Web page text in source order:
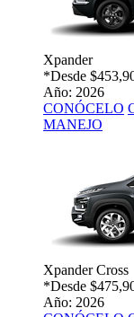
Xpander
*Desde
Año: 2026
CONÓCELO
MANEJO
Xpander Cross
*Desde
Año: 2026